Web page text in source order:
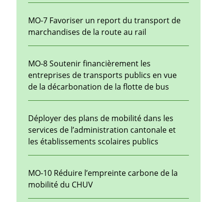
MO-7 Favoriser un report du transport de
marchandises de la route au rail
MO-8 Soutenir financièrement les
entreprises de transports publics en vue
de la décarbonation de la flotte de bus
Déployer des plans de mobilité dans les
services de l’administration cantonale et
les établissements scolaires publics
MO-10 Réduire l’empreinte carbone de la
mobilité du CHUV